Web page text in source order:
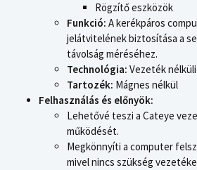
Rögzítő eszközök
Funkció: A kerékpáros
jelátvitelének biztosítása a
távolság méréséhez.
Technológia: Vezeték
Tartozék: Mágnes nélkül
Felhasználás és előnyök:
Lehetővé teszi a Cateye
működését.
Megkönnyíti a computer
mivel nincs szükség